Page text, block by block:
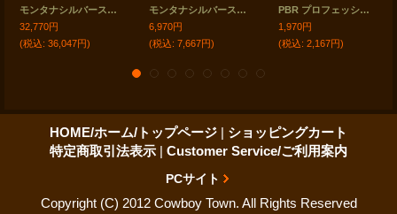
モンタナシルバースミス ウエスタン ベルト バックル チームローパー/Montana Silversmiths Belt Buckle
32,770円
(税込: 36,047円)
モンタナシルバースミス テキサススター ウエスタン ベルト バックル/Montana Silversmiths Belt Buckle
6,970円
(税込: 7,667円)
PBR プロフェッショナルブルライダース モンタナシルバースミス ハットピン/Montana Silversmiths PROFESSIONAL BULL RIDERS Hat Pin
1,970円
(税込: 2,167円)
HOME/ホーム/トップページ | ショッピングカート
特定商取引法表示 | Customer Service/ご利用案内
PCサイト
Copyright (C) 2012 Cowboy Town. All Rights Reserved